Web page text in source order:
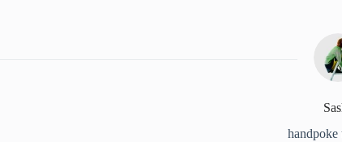
handpoke